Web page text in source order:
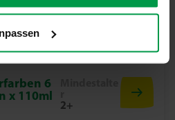
6
x 110ml
2+